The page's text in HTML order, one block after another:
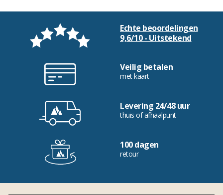
Echte beoordelingen
9,6/10 - Uitstekend
Veilig betalen
met kaart
Levering 24/48 uur
thuis of afhaalpunt
100 dagen
retour